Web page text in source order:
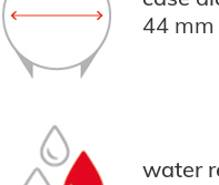
44 mm
water